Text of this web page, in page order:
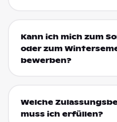
Kann ich mich zum
oder zum
bewerben?
Welche
muss ich erfüllen?